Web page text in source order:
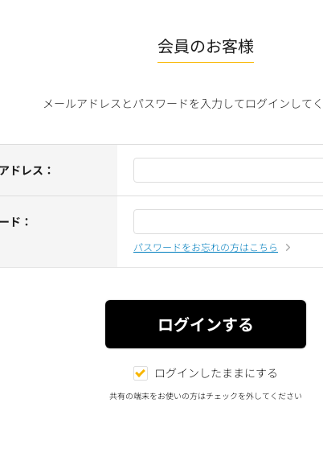
会員のお客様
メールアドレスとパスワードを入力してログインしてく
ドレス：
ド：
パスワードをお忘れの方はこちら
ログインしたままにする
共有の端末をお使いの方はチェックを外してください